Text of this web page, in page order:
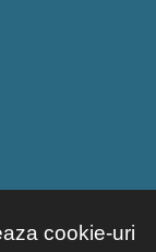
cookie-uri